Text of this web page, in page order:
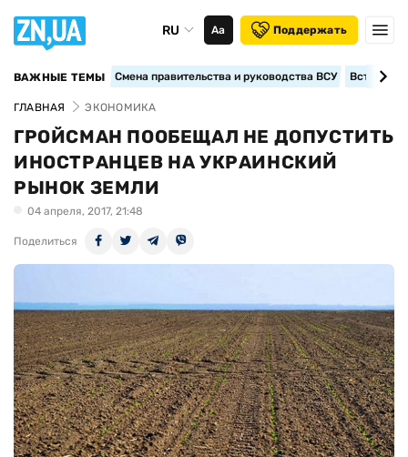
RU Аа Поддержать
ВАЖНЫЕ ТЕМЫ Смена правительства и руководства ВСУ
ГЛАВНАЯ ЭКОНОМИКА
ГРОЙСМАН ПООБЕЩАЛ НЕ ДОПУСТИТЬ
ИНОСТРАНЦЕВ НА УКРАИНСКИЙ
РЫНОК ЗЕМЛИ
04 апреля, 2017, 21:48
Поделиться